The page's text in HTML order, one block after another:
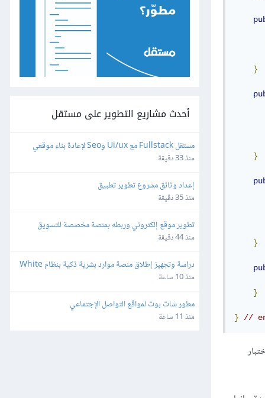
}
}
}
}
} //
أحدث مشاريع التطوير على مستقل
مستقل Fullstack مع Ui/ux وSeo لإعادة بناء موقعي
منذ 33 دقيقة
إعداد وثائق مشروع تطوير تطبيق
منذ 35 دقيقة
والإرسال عبر البريد الإلكتروني
منذ 44 دقيقة
Label وإعادة البيع
منذ 10 ساعة
مطور شات بوت لمواقع التواصل الإجتماعي
منذ 11 ساعة